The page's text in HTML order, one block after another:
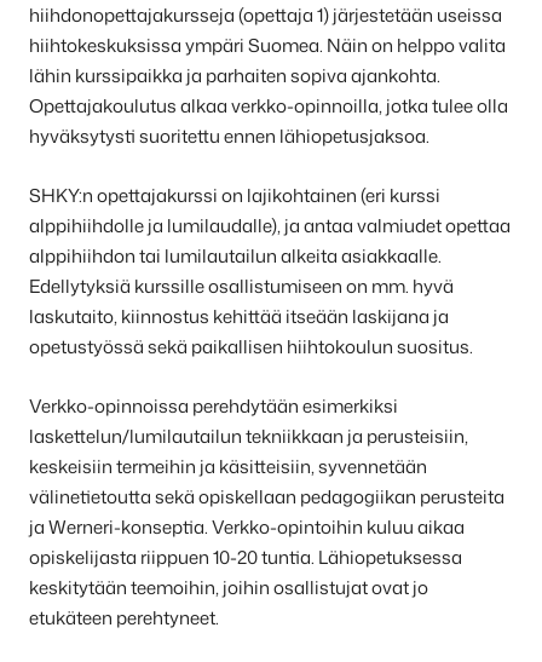
hiihdonopettajakursseja (opettaja 1) järjestetään useissa
hiihtokeskuksissa ympäri Suomea. Näin on helppo valita
lähin kurssipaikka ja parhaiten sopiva ajankohta.
Opettajakoulutus alkaa verkko-opinnoilla, jotka tulee olla
hyväksytysti suoritettu ennen lähiopetusjaksoa.
SHKY:n opettajakurssi on lajikohtainen (eri kurssi
alppihiihdolle ja lumilaudalle), ja antaa valmiudet opettaa
alppihiihdon tai lumilautailun alkeita asiakkaalle.
Edellytyksiä kurssille osallistumiseen on mm. hyvä
laskutaito, kiinnostus kehittää itseään laskijana ja
opetustyössä sekä paikallisen hiihtokoulun suositus.
Verkko-opinnoissa perehdytään esimerkiksi
laskettelun/lumilautailun tekniikkaan ja perusteisiin,
keskeisiin termeihin ja käsitteisiin, syvennetään
välinetietoutta sekä opiskellaan pedagogiikan perusteita
ja Werneri-konseptia. Verkko-opintoihin kuluu aikaa
opiskelijasta riippuen 10-20 tuntia. Lähiopetuksessa
keskitytään teemoihin, joihin osallistujat ovat jo
etukäteen perehtyneet.